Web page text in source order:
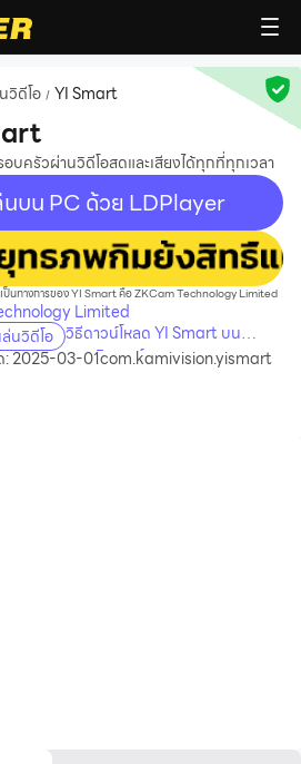
วิดีโอ / YI Smart
บครัวผ่านวิดีโอสดและเสียงได้ทุกที่ทุกเวลา
นบน PC ด้วย LDPlayer
นทางการของ YI Smart คือ ZKCam Technology Limited
Limited
นวิดีโอ วิธีดาวน์โหลด YI Smart บน
คอมพิวเตอร์
: 2025-03-01com.kamivision.yismart